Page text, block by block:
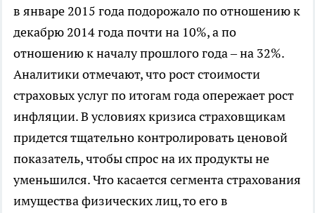
в январе 2015 года подорожало по отношению к
декабрю 2014 года почти на 10%, а по
отношению к началу прошлого года – на 32%.
Аналитики отмечают, что рост стоимости
страховых услуг по итогам года опережает рост
инфляции. В условиях кризиса страховщикам
придется тщательно контролировать ценовой
показатель, чтобы спрос на их продукты не
уменьшился. Что касается сегмента страхования
имущества физических лиц, то его в